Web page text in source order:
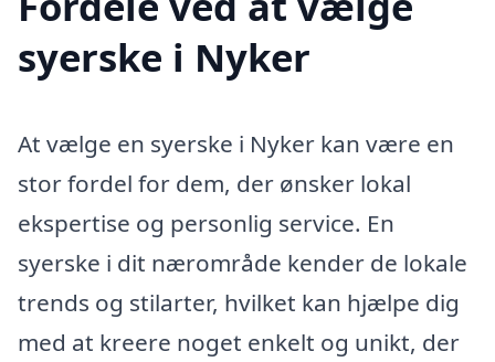
syerske i Nyker
At vælge en syerske i Nyker kan være en
stor fordel for dem, der ønsker lokal
ekspertise og personlig service. En
syerske i dit nærområde kender de lokale
trends og stilarter, hvilket kan hjælpe dig
med at kreere noget enkelt og unikt, der